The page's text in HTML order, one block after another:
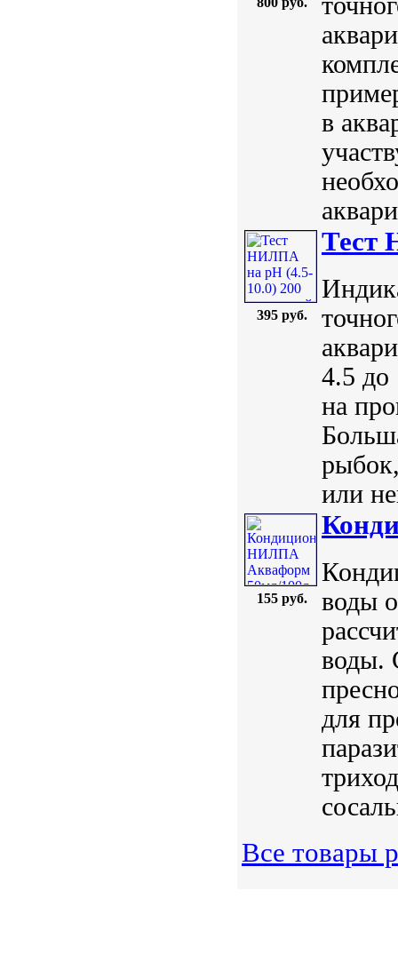
в
395 руб.
Тест
4.5
на
или
155 руб.
воды
воды.
для
Все товары